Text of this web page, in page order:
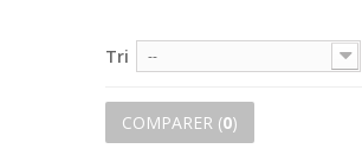
Tri --
COMPARER (0)